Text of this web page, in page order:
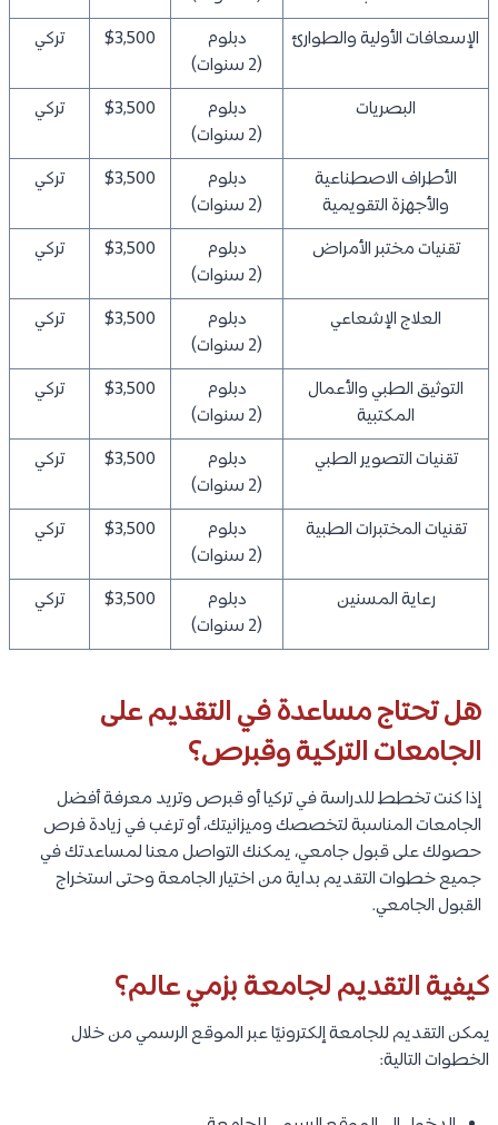
الإسعافات الأولية والطوارئ
دبلوم
(2 سنوات)
$3,500 تركي
البصريات
دبلوم
(2 سنوات)
$3,500 تركي
الأطراف الاصطناعية
والأجهزة التقويمية
دبلوم
(2 سنوات)
$3,500 تركي
تقنيات مختبر الأمراض
دبلوم
(2 سنوات)
$3,500 تركي
العلاج الإشعاعي
دبلوم
(2 سنوات)
$3,500 تركي
التوثيق الطبي والأعمال
المكتبية
دبلوم
(2 سنوات)
$3,500 تركي
تقنيات التصوير الطبي
دبلوم
(2 سنوات)
$3,500 تركي
تقنيات المختبرات الطبية
دبلوم
(2 سنوات)
$3,500 تركي
رعاية المسنين
دبلوم
(2 سنوات)
$3,500 تركي
هل تحتاج مساعدة في التقديم على
الجامعات التركية وقبرص؟
إذا كنت تخطط للدراسة في تركيا أو قبرص وتريد معرفة أفضل
الجامعات المناسبة لتخصصك وميزانيتك، أو ترغب في زيادة فرص
حصولك على قبول جامعي، يمكنك التواصل معنا لمساعدتك في
جميع خطوات التقديم بداية من اختيار الجامعة وحتى استخراج
القبول الجامعي.
كيفية التقديم لجامعة بزمي عالم؟
يمكن التقديم للجامعة إلكترونيًا عبر الموقع الرسمي من خلال
الخطوات التالية: